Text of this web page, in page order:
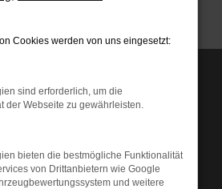
von:
Cookies werden von uns eingesetzt:
sind erforderlich, um die
der Webseite zu gewährleisten.
bieten die bestmögliche Funktionalität
von Drittanbietern wie Google
und weitere